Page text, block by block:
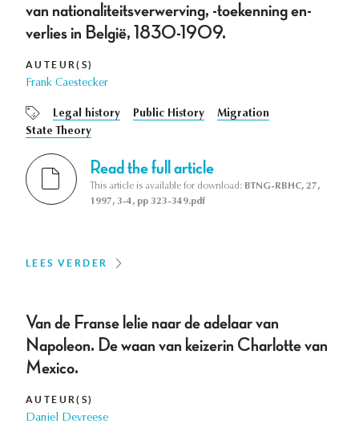
van nationaliteitsverwerving, -toekenning en-
verlies in België, 1830-1909.
AUTEUR(S)
Frank Caestecker
Legal history Public History
Migration
State Theory
Read the full article
This article is available for download: BTNG-RBHC, 27,
1997, 3-4, pp 323-349.pdf
LEES VERDER
Van de Franse lelie naar de adelaar van
Napoleon. De waan van keizerin Charlotte van
Mexico.
AUTEUR(S)
Daniel Devreese